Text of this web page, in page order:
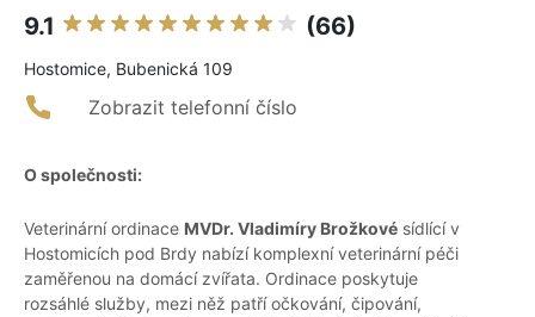
9.1 (66)
Hostomice, Bubenická 109
Zobrazit telefonní číslo
O společnosti:
Veterinární ordinace MVDr. Vladimíry Brožkové sídlící v
Hostomicích pod Brdy nabízí komplexní veterinární péči
zaměřenou na domácí zvířata. Ordinace poskytuje
rozsáhlé služby, mezi něž patří očkování, čipování,